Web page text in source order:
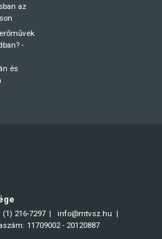
az
-
és
216-7297
info@mtvsz.hu
11709002 - 20120887